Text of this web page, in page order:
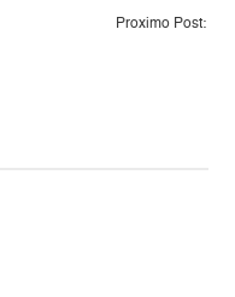
Proximo Post: